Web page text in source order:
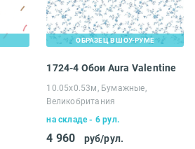
ОБРАЗЕЦ В ШОУ-РУМЕ
1724-4 Обои Aura Valentine
10.05х0.53м, Бумажные,
Великобритания
на складе - 6 рул.
4 960 руб/рул.